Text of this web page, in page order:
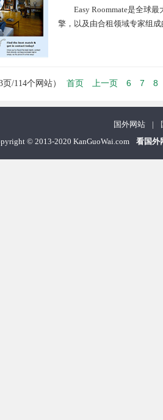
Easy Roommate是全球
擎，以及由合租领域专家组
页/114个网站） 首页 上一页 6 7 8
国外网站 |
© 2013-2020 KanGuoWai.com 看国外